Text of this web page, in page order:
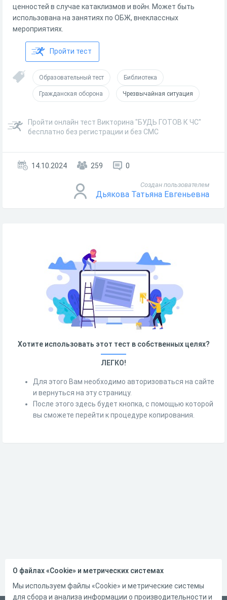
ценностей в случае катаклизмов и войн. Может быть
использована на занятиях по ОБЖ, внеклассных
мероприятиях.
Пройти тест
Образовательный тест Библиотека
Гражданская оборона Чрезвычайная ситуация
Пройти онлайн тест Викторина "БУДЬ ГОТОВ К ЧС"
бесплатно без регистрации и без СМС
14.10.2024 259 0
Создан пользователем
Дьякова Татьяна Евгеньевна
Хотите использовать этот тест в собственных целях?
ЛЕГКО!
Для этого Вам необходимо авторизоваться на сайте
и вернуться на эту страницу.
После этого здесь будет кнопка, с помощью которой
вы сможете перейти к процедуре копирования.
О файлах «Cookie» и метрических системах
Мы используем файлы «Cookie» и метрические системы
для сбора и анализа информации о производительности и